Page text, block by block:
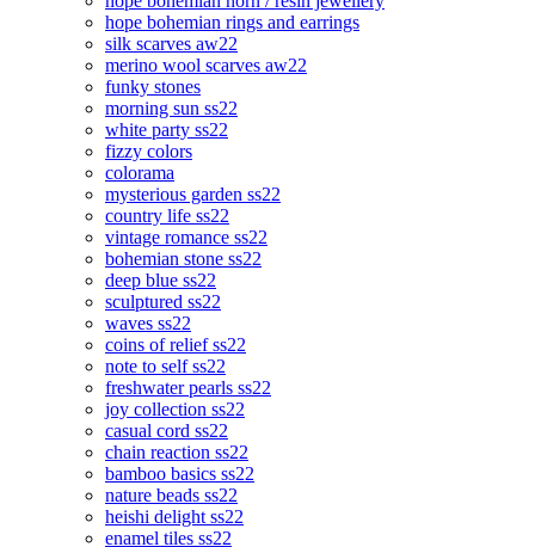
hope bohemian rings and earrings
silk scarves aw22
merino wool scarves aw22
funky stones
morning sun ss22
white party ss22
fizzy colors
colorama
mysterious garden ss22
country life ss22
vintage romance ss22
bohemian stone ss22
deep blue ss22
sculptured ss22
waves ss22
coins of relief ss22
note to self ss22
freshwater pearls ss22
joy collection ss22
casual cord ss22
chain reaction ss22
bamboo basics ss22
nature beads ss22
heishi delight ss22
enamel tiles ss22